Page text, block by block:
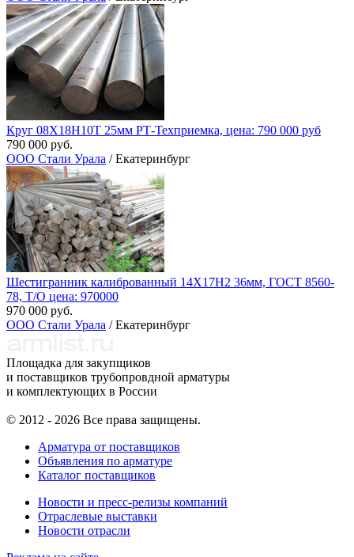
Круг 08Х18Н10Т 25мм РТ-Техприемка, цена: 790 000 руб
790 000 руб.
ООО Стали Урала / Екатеринбург
Шестигранник калиброванный 14Х17Н2 36мм, ГОСТ 8560-
78, Т/О цена: 970000
970 000 руб.
ООО Стали Урала / Екатеринбург
Площадка для закупщиков
и поставщиков трубопровдной арматуры
и комплектующих в России
© 2012 - 2026 Все права защищены.
Арматура от поставщиков
Объявления по арматуре
Каталог поставщиков
Новости и пресс-релизы компаний
Отраслевые выставки
Новости отрасли